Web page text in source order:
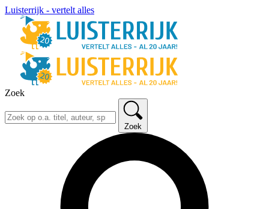
Luisterrijk - vertelt alles
Zoek
Zoek